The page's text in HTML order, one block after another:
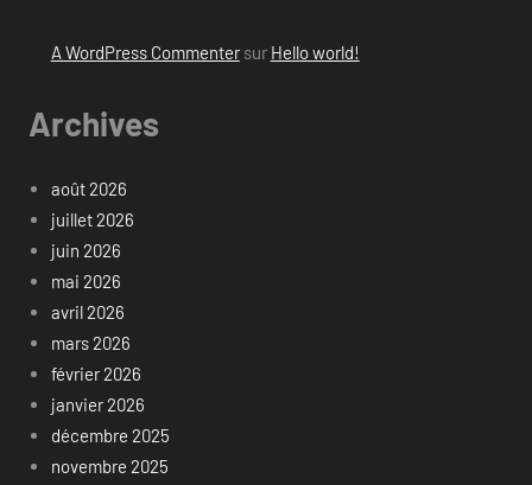
A WordPress Commentersur Hello world!
Archives
août 2026
juillet 2026
juin 2026
mai 2026
avril 2026
mars 2026
février 2026
janvier 2026
décembre 2025
novembre 2025